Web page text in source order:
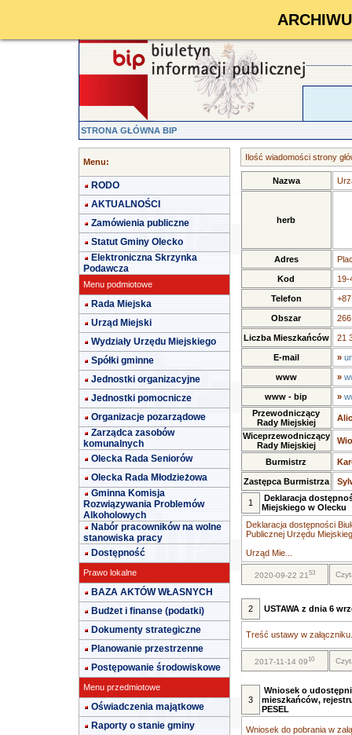
STRONA GŁÓWNA BIP
Menu:
RODO
AKTUALNOŚCI
Zamówienia publiczne
Statut Gminy Olecko
Elektroniczna Skrzynka
Podawcza
Menu podmiotowe
Rada Miejska
Urząd Miejski
Wydziały Urzędu Miejskiego
Spółki gminne
Jednostki organizacyjne
Jednostki pomocnicze
Organizacje pozarządowe
Zarządca zasobów
komunalnych
Olecka Rada Seniorów
Olecka Rada Młodzieżowa
Gminna Komisja
Rozwiązywania Problemów
Alkoholowych
Nabór pracowników na wolne
stanowiska pracy
Dostępność
Prawo lokalne
BAZA AKTÓW WŁASNYCH
Budżet i finanse (podatki)
Dokumenty strategiczne
Planowanie przestrzenne
Postępowanie środowiskowe
Menu przedmiotowe
Oświadczenia majątkowe
Raporty o stanie gminy
Ilość wiadomości strony
Nazwa
herb
Adres
Kod 19-
Telefon
Obszar
Liczba Mieszkańców 21
E-mail »
www »
www - bip »
Przewodniczący
Rady Miejskiej
Wiceprzewodniczący
Rady Miejskiej
Burmistrz
Zastępca Burmistrza
1
Deklaracja
Miejskiego w Olecku
Deklaracja dostępności
Publicznej Urzędu
Urząd Mie...
2020-09-22 2153
2 USTAWA z dnia 6
Treść ustawy w
2017-11-14 0910
3
Wniosek o
mieszkańców,
PESEL
Wniosek do pobrania w